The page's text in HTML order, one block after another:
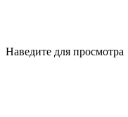
Наведите для просмотра